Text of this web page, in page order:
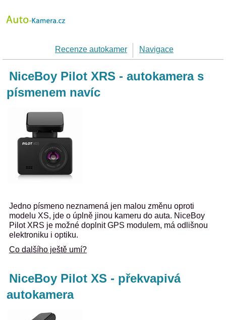
Recenze autokamer Navigace
NiceBoy Pilot XRS - autokamera s
písmenem navíc
Jedno písmeno neznamená jen malou změnu oproti
modelu XS, jde o úplně jinou kameru do auta. NiceBoy
Pilot XRS je možné doplnit GPS modulem, má odlišnou
elektroniku i optiku.
Co dalšího ještě umí?
NiceBoy Pilot XS - překvapivá
autokamera